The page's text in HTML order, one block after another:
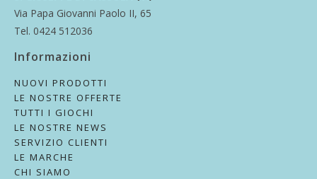
Via Papa Giovanni Paolo II, 65
Tel. 0424 512036
Informazioni
NUOVI PRODOTTI
LE NOSTRE OFFERTE
TUTTI I GIOCHI
LE NOSTRE NEWS
SERVIZIO CLIENTI
LE MARCHE
CHI SIAMO